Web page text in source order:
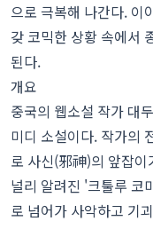
으로 극복해 나간다. 이
갖 코믹한 상황 속에서
된다.
개요
중국의 웹소설 작가 대
미디 소설이다. 작가의
로 사신(邪神)의 앞잡
널리 알려진 '크툴루 코
로 넘어가 사악하고 기